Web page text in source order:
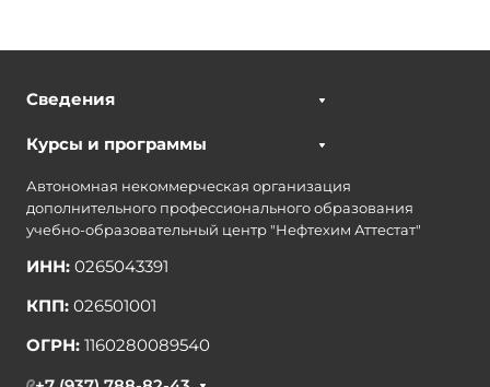
Сведения
Курсы и программы
Автономная некоммерческая организация
дополнительного профессионального образования
учебно-образовательный центр "Нефтехим Аттестат"
ИНН: 0265043391
КПП: 026501001
ОГРН: 1160280089540